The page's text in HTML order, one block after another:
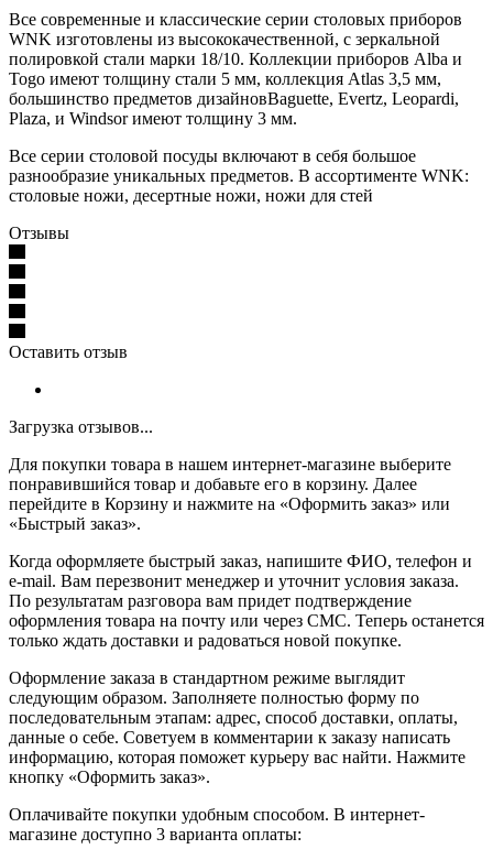
Все современные и классические серии столовых приборов
WNK изготовлены из высококачественной, с зеркальной
полировкой стали марки 18/10. Коллекции приборов Alba и
Togo имеют толщину стали 5 мм, коллекция Atlas 3,5 мм,
большинство предметов дизайновBaguette, Evertz, Leopardi,
Plaza, и Windsor имеют толщину 3 мм.
Все серии столовой посуды включают в себя большое
разнообразие уникальных предметов. В ассортименте WNK:
столовые ножи, десертные ножи, ножи для стей
Отзывы
Оставить отзыв
Загрузка отзывов...
Для покупки товара в нашем интернет-магазине выберите
понравившийся товар и добавьте его в корзину. Далее
перейдите в Корзину и нажмите на «Оформить заказ» или
«Быстрый заказ».
Когда оформляете быстрый заказ, напишите ФИО, телефон и
e-mail. Вам перезвонит менеджер и уточнит условия заказа.
По результатам разговора вам придет подтверждение
оформления товара на почту или через СМС. Теперь останется
только ждать доставки и радоваться новой покупке.
Оформление заказа в стандартном режиме выглядит
следующим образом. Заполняете полностью форму по
последовательным этапам: адрес, способ доставки, оплаты,
данные о себе. Советуем в комментарии к заказу написать
информацию, которая поможет курьеру вас найти. Нажмите
кнопку «Оформить заказ».
Оплачивайте покупки удобным способом. В интернет-
магазине доступно 3 варианта оплаты: